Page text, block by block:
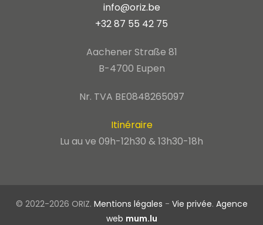
info@oriz.be
+32 87 55 42 75
Aachener Straße 81
B-4700 Eupen
Nr. TVA BE0848265097
Itinéraire
Lu au ve 09h-12h30 & 13h30-18h
© 2022-2026 ORIZ. Mentions légales - Vie privée. Agence
web mum.lu